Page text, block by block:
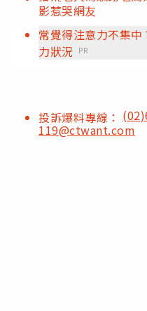
影惹哭網友
常覺得注意力不集
力狀況
PR
投訴爆料專線：
119@ctwant.com